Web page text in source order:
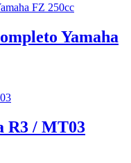
Yamaha
R3 / MT03